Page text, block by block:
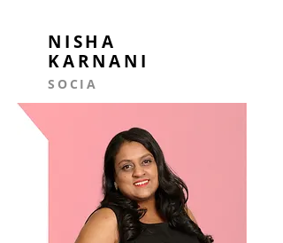
NISHA
KARNANI
SOCIA